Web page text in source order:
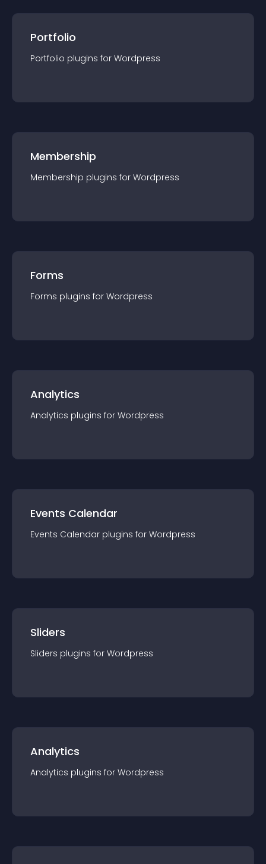
Portfolio
Portfolio plugins for Wordpress
Membership
Membership plugins for Wordpress
Forms
Forms plugins for Wordpress
Analytics
Analytics plugins for Wordpress
Events Calendar
Events Calendar plugins for Wordpress
Sliders
Sliders plugins for Wordpress
Analytics
Analytics plugins for Wordpress